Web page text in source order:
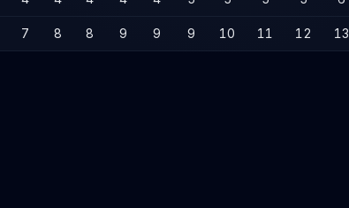
7 8 8 9 9 9 10 11 12 13